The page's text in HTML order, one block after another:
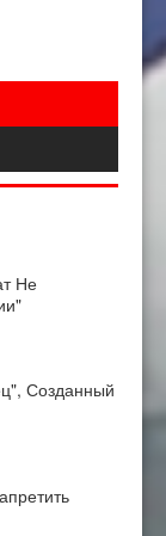
Не
Созданный